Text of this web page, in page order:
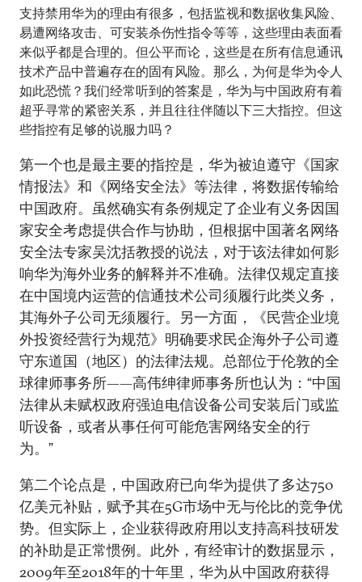
支持禁用华为的理由有很多，包括监视和数据收集风险、
易遭网络攻击、可安装杀伤性指令等等，这些理由表面看
来似乎都是合理的。但公平而论，这些是在所有信息通讯
技术产品中普遍存在的固有风险。那么，为何是华为令人
如此恐慌？我们经常听到的答案是，华为与中国政府有着
超乎寻常的紧密关系，并且往往伴随以下三大指控。但这
些指控有足够的说服力吗？
第一个也是最主要的指控是，华为被迫遵守《国家
情报法》和《网络安全法》等法律，将数据传输给
中国政府。虽然确实有条例规定了企业有义务因国
家安全考虑提供合作与协助，但根据中国著名网络
安全法专家吴沈括教授的说法，对于该法律如何影
响华为海外业务的解释并不准确。法律仅规定直接
在中国境内运营的信通技术公司须履行此类义务，
其海外子公司无须履行。另一方面，《民营企业境
外投资经营行为规范》明确要求民企海外子公司遵
守东道国（地区）的法律法规。总部位于伦敦的全
球律师事务所——高伟绅律师事务所也认为：“中国
法律从未赋权政府强迫电信设备公司安装后门或监
听设备，或者从事任何可能危害网络安全的行
为。”
第二个论点是，中国政府已向华为提供了多达750
亿美元补贴，赋予其在5G市场中无与伦比的竞争优
势。但实际上，企业获得政府用以支持高科技研发
的补助是正常惯例。此外，有经审计的数据显示，
2009年至2018年的十年里，华为从中国政府获得